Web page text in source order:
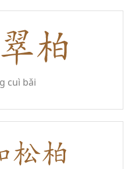
cuì bǎi